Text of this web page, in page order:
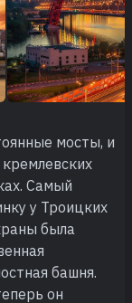
мосты, и
Самый
у Троицких
была
башня.
он